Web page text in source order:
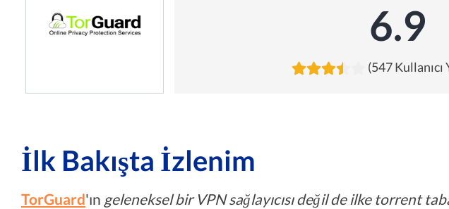
6.9
(547 Kullanıcı
İlk Bakışta İzlenim
TorGuard'ın geleneksel bir VPN sağlayıcısı değil de ilke torrent